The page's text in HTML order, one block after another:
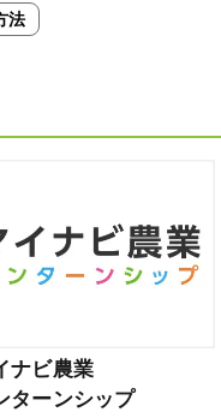
法
ナビ農業
ターンシップ